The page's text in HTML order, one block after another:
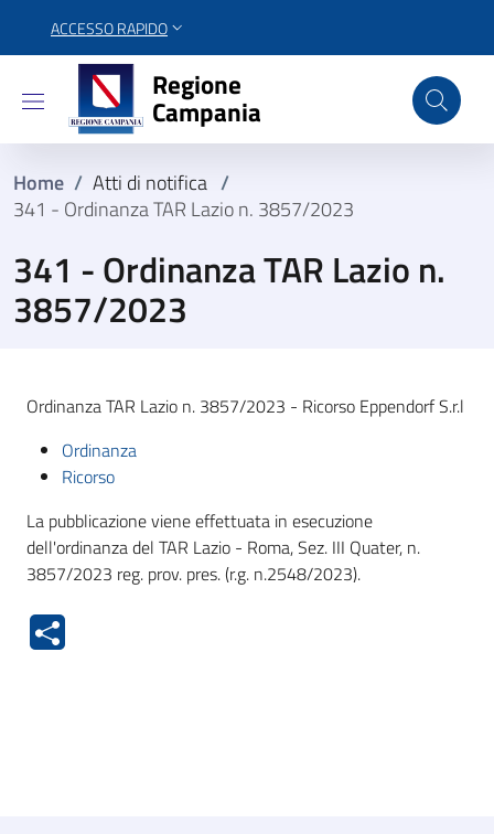
ACCESSO RAPIDO
Regione Campania
Regione
Campania
Home / Atti di notifica /
341 - Ordinanza TAR Lazio n. 3857/2023
341 - Ordinanza TAR Lazio n.
3857/2023
Ordinanza TAR Lazio n. 3857/2023 - Ricorso Eppendorf S.r.l
Ordinanza
Ricorso
La pubblicazione viene effettuata in esecuzione
dell'ordinanza del TAR Lazio - Roma, Sez. III Quater, n.
3857/2023 reg. prov. pres. (r.g. n.2548/2023).